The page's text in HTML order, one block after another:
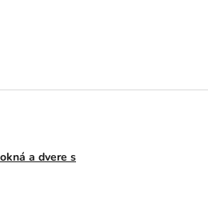
a dvere s